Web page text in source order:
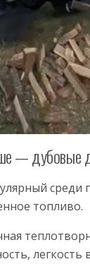
— дубовые
среди
топливо.
легкость